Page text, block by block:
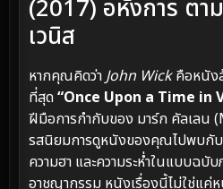
(2017) อหังการ ตา
เวนิส
หากคุณคิดว่า John Wickคือหนัง
ที่สุด“Once Upon a Time in
ฝีมือการกำกับของ มาร์ก คัลเลน
รสนิยมการดูหนังของคุณไปพบกั
ความฮา และความระห่ำในแบบฉบั
อาชญากรรม หนังเรื่องนี้ไม่ใช่แค่